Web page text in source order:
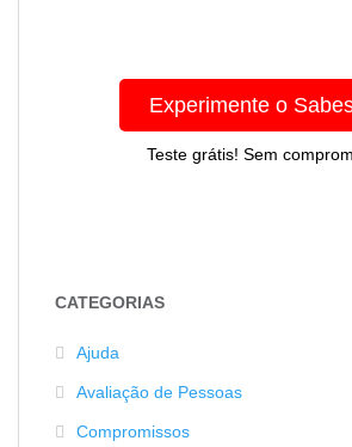
Experimente o
Teste grátis! Sem
CATEGORIAS
Ajuda
Avaliação de Pessoas
Compromissos